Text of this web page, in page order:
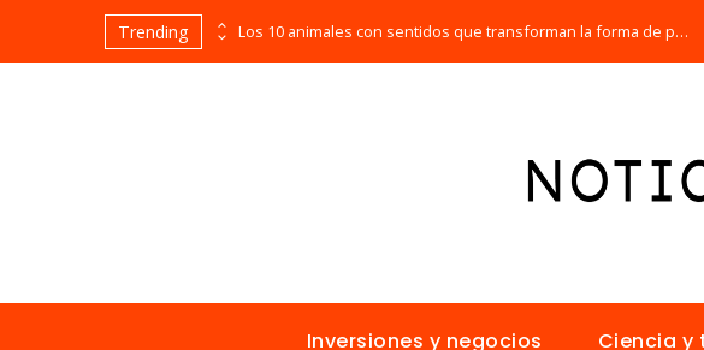
Trending Las empresas que alcanzaron los picos más altos en valor bursátil histórico Los 10 animales con sentidos que transforman la forma de percibir el mundo
Inversiones y negocios Ciencia y